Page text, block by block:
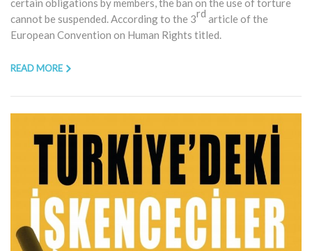
certain obligations by members, the ban on the use of torture
cannot be suspended. According to the 3rd article of the
European Convention on Human Rights titled.
READ MORE